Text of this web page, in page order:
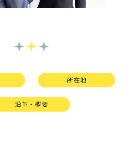
所在地
沿革・概要